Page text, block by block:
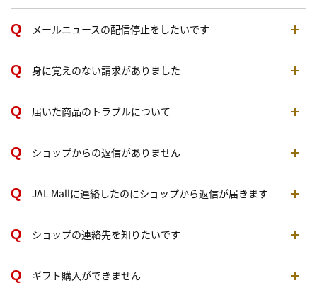
メールニュースの配信停止をしたいです
身に覚えのない請求がありました
届いた商品のトラブルについて
ショップからの返信がありません
JAL Mallに連絡したのにショップから返信が届きます
ショップの連絡先を知りたいです
ギフト購入ができません